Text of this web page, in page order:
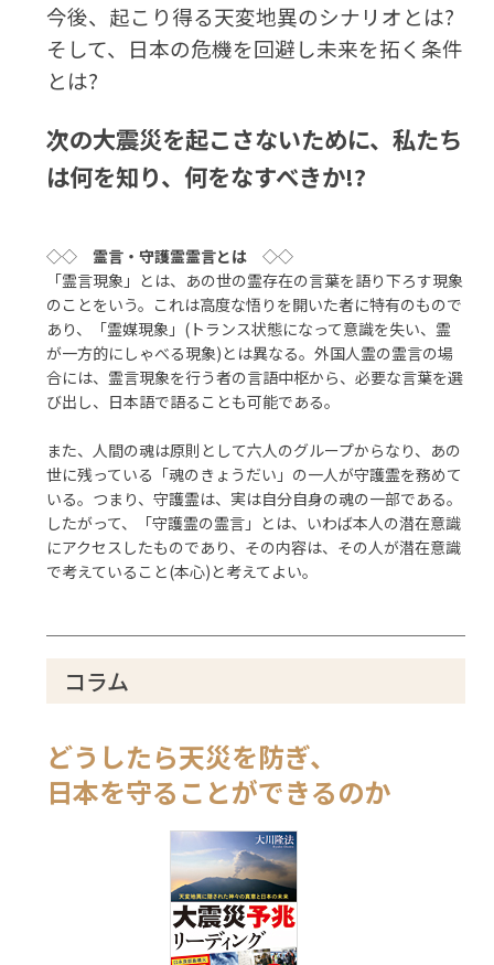
今後、起こり得る天変地異のシナリオとは?
そして、日本の危機を回避し未来を拓く条件
とは?
次の大震災を起こさないために、私たち
は何を知り、何をなすべきか!?
◇◇霊言・守護霊霊言とは ◇◇
「霊言現象」とは、あの世の霊存在の言葉を語り下ろす現象
のことをいう。これは高度な悟りを開いた者に特有のもので
あり、「霊媒現象」(トランス状態になって意識を失い、霊
が一方的にしゃべる現象)とは異なる。外国人霊の霊言の場
合には、霊言現象を行う者の言語中枢から、必要な言葉を選
び出し、日本語で語ることも可能である。
また、人間の魂は原則として六人のグループからなり、あの
世に残っている「魂のきょうだい」の一人が守護霊を務めて
いる。つまり、守護霊は、実は自分自身の魂の一部である。
したがって、「守護霊の霊言」とは、いわば本人の潜在意識
にアクセスしたものであり、その内容は、その人が潜在意識
で考えていること(本心)と考えてよい。
コラム
どうしたら天災を防ぎ、
日本を守ることができるのか